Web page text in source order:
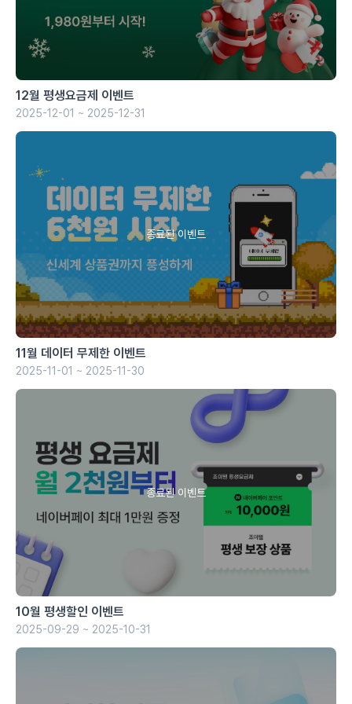
12월 평생요금제 이벤트
2025-12-01 ~ 2025-12-31
11월 데이터 무제한 이벤트
2025-11-01 ~ 2025-11-30
10월 평생할인 이벤트
2025-09-29 ~ 2025-10-31